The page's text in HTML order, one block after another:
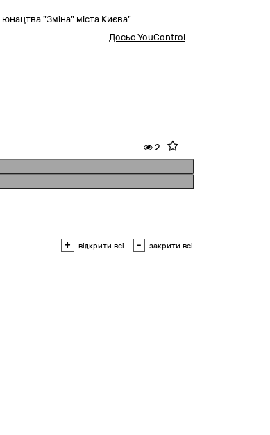
юнацтва "Зміна" міста Києва"
Досьє YouControl
2
+ відкрити всі - закрити всі